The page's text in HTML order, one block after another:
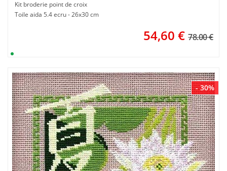
Kit broderie point de croix
Toile aida 5.4 ecru - 26x30 cm
54,60 € 78.00 €
- 30%